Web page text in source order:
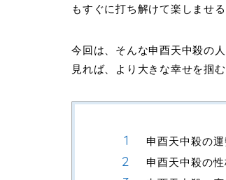
もすぐに打ち解けて楽しませ
今回は、そんな申酉天中殺の
見れば、より大きな幸せを掴
申酉天中殺の
申酉天中殺の